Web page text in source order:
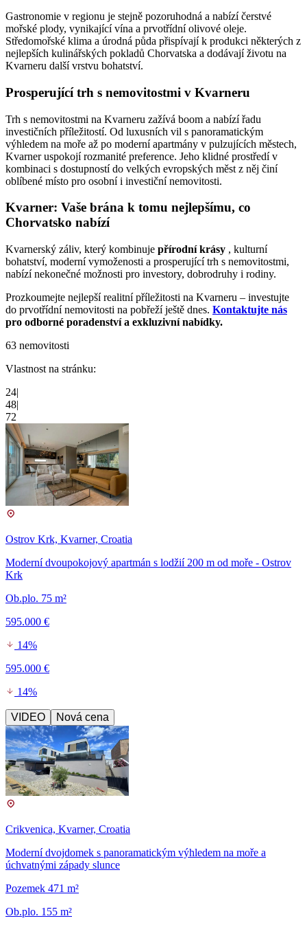
Gastronomie v regionu je stejně pozoruhodná a nabízí čerstvé
mořské plody, vynikající vína a prvotřídní olivové oleje.
Středomořské klima a úrodná půda přispívají k produkci některých z
nejlepších kulinářských pokladů Chorvatska a dodávají životu na
Kvarneru další vrstvu bohatství.
Prosperující trh s nemovitostmi v Kvarneru
Trh s nemovitostmi na Kvarneru zažívá boom a nabízí řadu
investičních příležitostí. Od luxusních vil s panoramatickým
výhledem na moře až po moderní apartmány v pulzujících městech,
Kvarner uspokojí rozmanité preference. Jeho klidné prostředí v
kombinaci s dostupností do velkých evropských měst z něj činí
oblíbené místo pro osobní i investiční nemovitosti.
Kvarner: Vaše brána k tomu nejlepšímu, co
Chorvatsko nabízí
Kvarnerský záliv, který kombinuje přírodní krásy , kulturní
bohatství, moderní vymoženosti a prosperující trh s nemovitostmi,
nabízí nekonečné možnosti pro investory, dobrodruhy i rodiny.
Prozkoumejte nejlepší realitní příležitosti na Kvarneru – investujte
do prvotřídní nemovitosti na pobřeží ještě dnes. Kontaktujte nás
pro odborné poradenství a exkluzivní nabídky.
63 nemovitosti
Vlastnost na stránku:
24|
48|
72
Ostrov Krk, Kvarner, Croatia
Moderní dvoupokojový apartmán s lodžií 200 m od moře - Ostrov
Krk
Ob.plo. 75 m²
595.000 €
14%
595.000 €
14%
VIDEO Nová cena
Crikvenica, Kvarner, Croatia
Moderní dvojdomek s panoramatickým výhledem na moře a
úchvatnými západy slunce
Pozemek 471 m²
Ob.plo. 155 m²